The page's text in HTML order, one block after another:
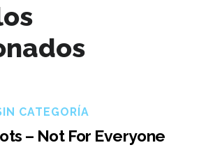
CATEGORÍA
– Not For Everyone